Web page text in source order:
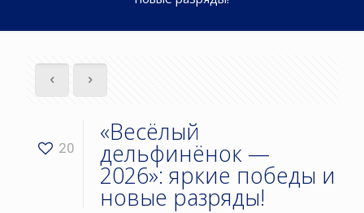
20
«Весёлый
дельфинёнок —
2026»: яркие победы и
новые разряды!